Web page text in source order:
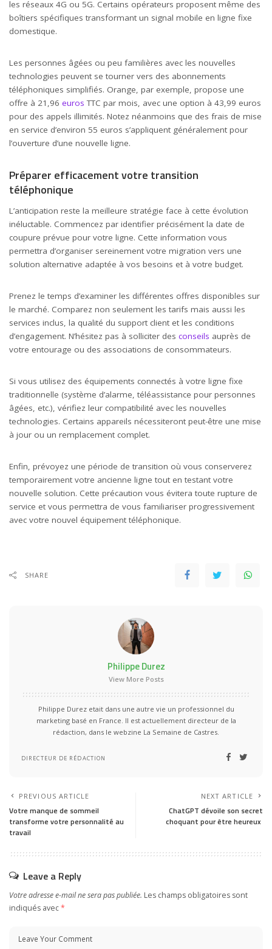
les réseaux 4G ou 5G. Certains opérateurs proposent même des
boîtiers spécifiques transformant un signal mobile en ligne fixe
domestique.
Les personnes âgées ou peu familières avec les nouvelles
technologies peuvent se tourner vers des abonnements
téléphoniques simplifiés. Orange, par exemple, propose une
offre à 21,96 euros TTC par mois, avec une option à 43,99 euros
pour des appels illimités. Notez néanmoins que des frais de mise
en service d’environ 55 euros s’appliquent généralement pour
l’ouverture d’une nouvelle ligne.
Préparer efficacement votre transition
téléphonique
L’anticipation reste la meilleure stratégie face à cette évolution
inéluctable. Commencez par identifier précisément la date de
coupure prévue pour votre ligne. Cette information vous
permettra d’organiser sereinement votre migration vers une
solution alternative adaptée à vos besoins et à votre budget.
Prenez le temps d’examiner les différentes offres disponibles sur
le marché. Comparez non seulement les tarifs mais aussi les
services inclus, la qualité du support client et les conditions
d’engagement. N’hésitez pas à solliciter des conseils auprès de
votre entourage ou des associations de consommateurs.
Si vous utilisez des équipements connectés à votre ligne fixe
traditionnelle (système d’alarme, téléassistance pour personnes
âgées, etc.), vérifiez leur compatibilité avec les nouvelles
technologies. Certains appareils nécessiteront peut-être une mise
à jour ou un remplacement complet.
Enfin, prévoyez une période de transition où vous conserverez
temporairement votre ancienne ligne tout en testant votre
nouvelle solution. Cette précaution vous évitera toute rupture de
service et vous permettra de vous familiariser progressivement
avec votre nouvel équipement téléphonique.
SHARE
Philippe Durez
View More Posts
Philippe Durez etait dans une autre vie un professionnel du
marketing basé en France. Il est actuellement directeur de la
rédaction, dans le webzine La Semaine de Castres.
DIRECTEUR DE RÉDACTION
PREVIOUS ARTICLE
Votre manque de sommeil
transforme votre personnalité au
travail
NEXT ARTICLE
ChatGPT dévoile son secret
choquant pour être heureux
Leave a Reply
Votre adresse e-mail ne sera pas publiée. Les champs obligatoires sont
indiqués avec*